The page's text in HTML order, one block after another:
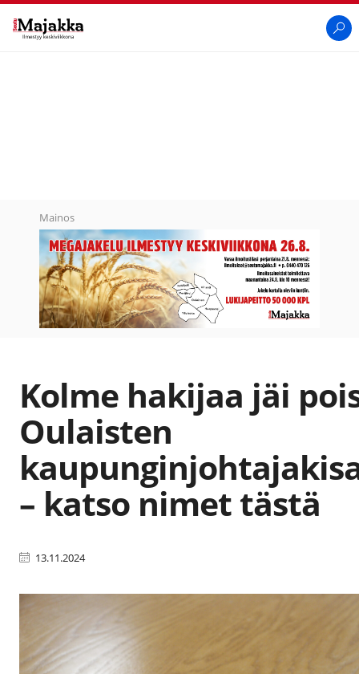
Mainos
Kolme hakijaa jäi
Oulaisten
– katso nimet tästä
13.11.2024